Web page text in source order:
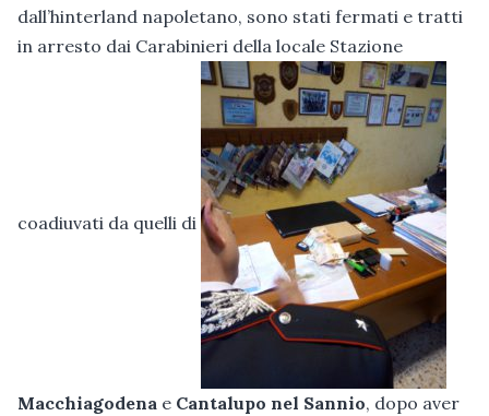
dall’hinterland napoletano, sono stati fermati e tratti
in arresto dai Carabinieri della locale Stazione
coadiuvati da quelli di
Macchiagodena e Cantalupo nel Sannio, dopo aver